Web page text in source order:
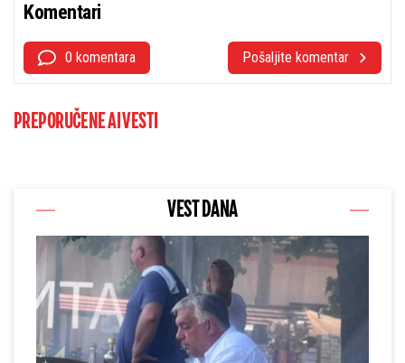
Komentari
0 komentara Pošaljite komentar
PREPORUČENE AI VESTI
VEST DANA